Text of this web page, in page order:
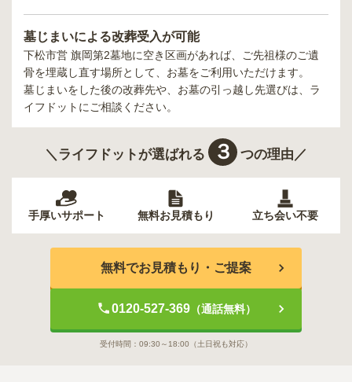
墓じまいによる改葬受入が可能
下松市営 旗岡第2墓地に空き区画があれば、ご先祖様のご遺
骨を埋蔵し直す場所として、お墓をご利用いただけます。
墓じまいをした後の改葬先や、お墓の引っ越し先選びは、ラ
イフドットにご相談ください。
＼ライフドットが選ばれる ３ つの理由／
手厚いサポート 無料お見積もり 立ち会い不要
無料でお見積もり・ご提案
0120-527-369（通話無料）
受付時間： 09:30～18:00 （土日祝も対応）